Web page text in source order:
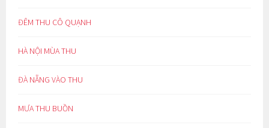
ĐÊM THU CÔ QUẠNH
HÀ NỘI MÙA THU
ĐÀ NẴNG VÀO THU
MƯA THU BUỒN